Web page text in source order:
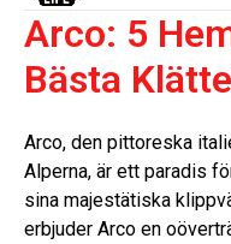
Arco: 5
Bästa
Arco, den pittoreska
Alperna, är ett paradis
sina majestätiska
erbjuder Arco en